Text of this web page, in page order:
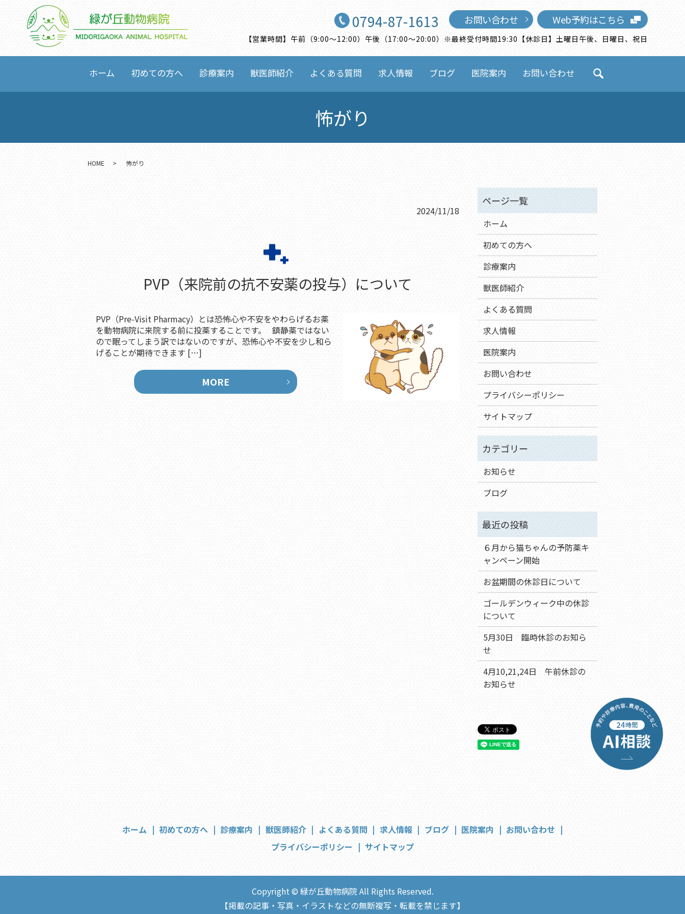
0794-87-1613 お問い合わせ Web予約はこちら
【営業時間】午前（9:00〜12:00）午後（17:00〜20:00）※最終受付時間19:30【休診日】土曜日午後、日曜日、祝日
ホーム 初めての方へ 診療案内 獣医師紹介 よくある質問 求人情報 ブログ 医院案内 お問い合わせ
怖がり
HOME 怖がり
2024/11/18
PVP（来院前の抗不安薬の投与）について
PVP（Pre-Visit Pharmacy）とは恐怖心や不安をやわらげるお薬
を動物病院に来院する前に投薬することです。 鎮静薬ではない
ので眠ってしまう訳ではないのですが、恐怖心や不安を少し和ら
げることが期待できます […]
MORE
ホーム
初めての方へ
診療案内
獣医師紹介
よくある質問
求人情報
医院案内
お問い合わせ
プライバシーポリシー
サイトマップ
お知らせ
ブログ
６月から猫ちゃんの予防薬キ
ャンペーン開始
お盆期間の休診日について
ゴールデンウィーク中の休診
について
5月30日 臨時休診のお知ら
せ
4月10,21,24日 午前休診の
お知らせ
ホーム 初めての方へ 診療案内 獣医師紹介 よくある質問 求人情報 ブログ 医院案内
お問い合わせ
プライバシーポリシー
サイトマップ
Copyright © 緑が丘動物病院 All Rights Reserved.
【掲載の記事・写真・イラストなどの無断複写・転載を禁じます】